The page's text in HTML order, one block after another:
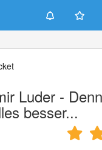
Luder -
besser...